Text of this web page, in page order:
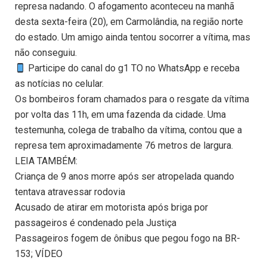
represa nadando. O afogamento aconteceu na manhã
desta sexta-feira (20), em Carmolândia, na região norte
do estado. Um amigo ainda tentou socorrer a vítima, mas
não conseguiu.
Participe do canal do g1 TO no WhatsApp e receba
as notícias no celular.
Os bombeiros foram chamados para o resgate da vítima
por volta das 11h, em uma fazenda da cidade. Uma
testemunha, colega de trabalho da vítima, contou que a
represa tem aproximadamente 76 metros de largura.
LEIA TAMBÉM:
Criança de 9 anos morre após ser atropelada quando
tentava atravessar rodovia
Acusado de atirar em motorista após briga por
passageiros é condenado pela Justiça
Passageiros fogem de ônibus que pegou fogo na BR-
153; VÍDEO